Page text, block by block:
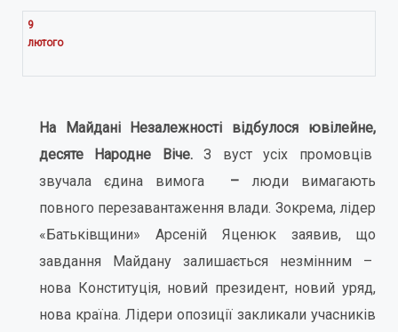
9
лютого
На Майдані Незалежності відбулося ювілейне,
десяте Народне Віче.З вуст усіх промовців
звучала єдина вимога
– люди вимагають
повного перезавантаження влади. Зокрема, лідер
«Батьківщини» Арсеній Яценюк заявив, що
завдання Майдану залишається незмінним –
нова Конституція, новий президент, новий уряд,
нова країна. Лідери опозиції закликали учасників